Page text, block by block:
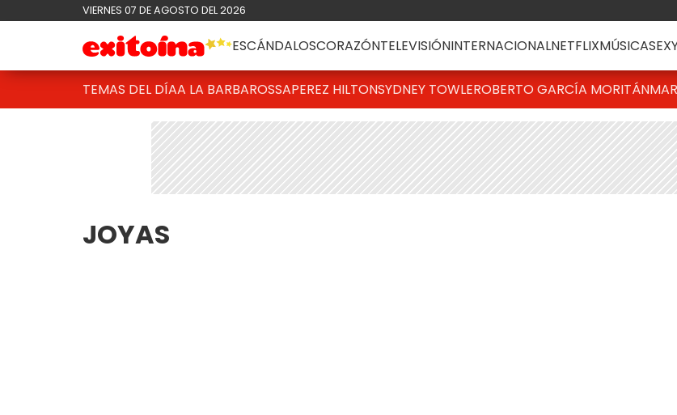
VIERNES 07 DE AGOSTO DEL 2026
ESCÁNDALOSCORAZÓNTELEVISIÓNINTERNACIONALNETFLIXMÚSICA
TEMAS DEL DÍAA LA BARBAROSSAPEREZ HILTONSYDNEY TOWLEROBERTO GARCÍA MORITÁN
JOYAS